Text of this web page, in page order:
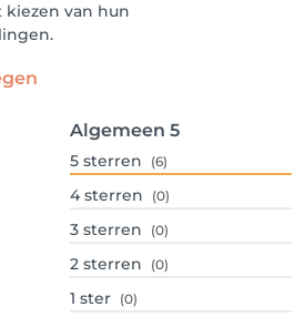
van hun
Algemeen 5
5 sterren (6)
4 sterren (0)
3 sterren (0)
2 sterren (0)
1 ster (0)